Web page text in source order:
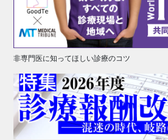
非専門医に知ってほしい診療のコツ